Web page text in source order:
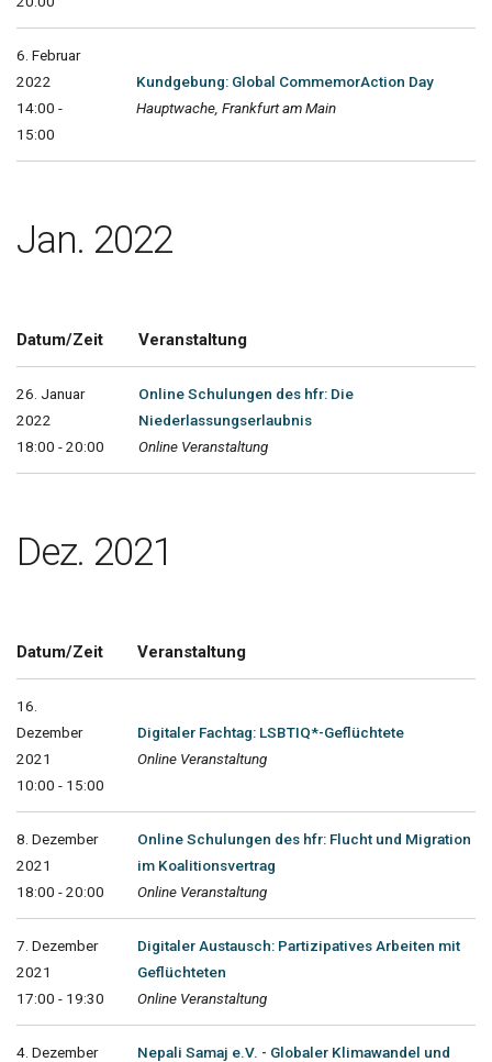
6. Februar
2022
14:00 -
15:00
Kundgebung: Global CommemorAction Day
Hauptwache, Frankfurt am Main
Jan. 2022
Datum/Zeit Veranstaltung
26. Januar
2022
18:00 - 20:00
Online Schulungen des hfr: Die
Niederlassungserlaubnis
Online Veranstaltung
Dez. 2021
Datum/Zeit Veranstaltung
16.
Dezember
2021
10:00 - 15:00
Digitaler Fachtag: LSBTIQ*-Geflüchtete
Online Veranstaltung
8. Dezember
2021
18:00 - 20:00
Online Schulungen des hfr: Flucht und Migration
im Koalitionsvertrag
Online Veranstaltung
7. Dezember
2021
17:00 - 19:30
Digitaler Austausch: Partizipatives Arbeiten mit
Geflüchteten
Online Veranstaltung
4. Dezember
Nepali Samaj e.V. - Globaler Klimawandel und